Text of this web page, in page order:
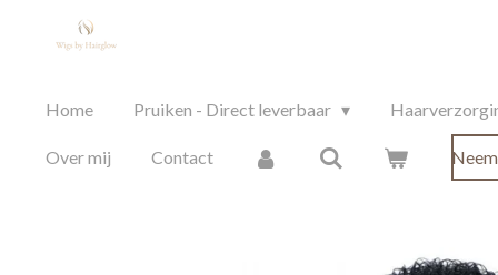
Home Pruiken - Direct leverbaar
Over mij Contact